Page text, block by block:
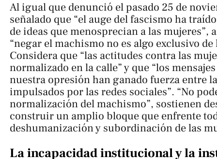
Al igual que denunció el pasado 25 de
señalado que “el auge del fascismo ha
de ideas que menosprecian a las mujeres”,
“negar el machismo no es algo exclusivo
Considera que “las actitudes contra las
normalizado en la calle” y que “los
nuestra opresión han ganado fuerza entre
impulsados por las redes sociales”. “No
normalización del machismo”, sostienen
construir un amplio bloque que enfrente
deshumanización y subordinación de las
La incapacidad institucional y la